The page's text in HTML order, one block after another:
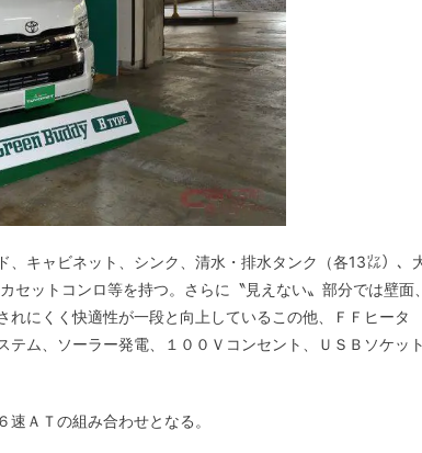
キャビネット、シンク、清水・排水タンク（各13㍑）、
セットコンロ等を持つ。さらに〝見えない〟部分では壁面
にくく快適性が一段と向上しているこの他、ＦＦヒータ
ム、ソーラー発電、１００Ｖコンセント、ＵＳＢソケッ
ＡＴの組み合わせとなる。